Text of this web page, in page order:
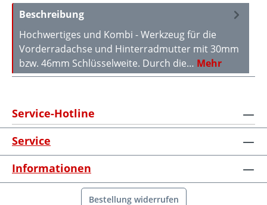
Beschreibung
Hochwertiges und Kombi - Werkzeug für die
Vorderradachse und Hinterradmutter mit 30mm
bzw. 46mm Schlüsselweite. Durch die… Mehr
Service-Hotline
Service
Informationen
Bestellung widerrufen